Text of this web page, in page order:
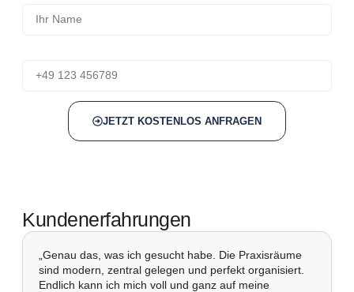
JETZT KOSTENLOS ANFRAGEN
Kundenerfahrungen
„Genau das, was ich gesucht habe. Die Praxisräume
sind modern, zentral gelegen und perfekt organisiert.
Endlich kann ich mich voll und ganz auf meine